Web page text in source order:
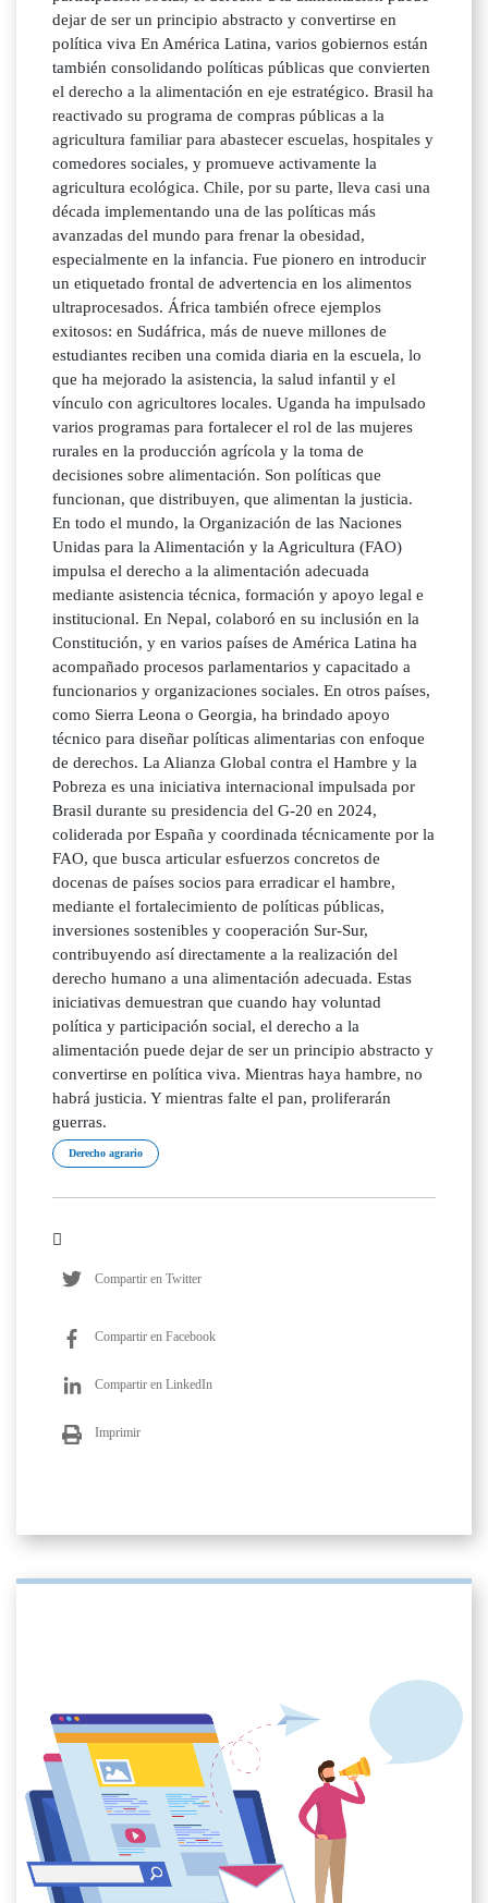
dejar de ser un principio abstracto y convertirse en
política viva En América Latina, varios gobiernos están
también consolidando políticas públicas que convierten
el derecho a la alimentación en eje estratégico. Brasil ha
reactivado su programa de compras públicas a la
agricultura familiar para abastecer escuelas, hospitales y
comedores sociales, y promueve activamente la
agricultura ecológica. Chile, por su parte, lleva casi una
década implementando una de las políticas más
avanzadas del mundo para frenar la obesidad,
especialmente en la infancia. Fue pionero en introducir
un etiquetado frontal de advertencia en los alimentos
ultraprocesados. África también ofrece ejemplos
exitosos: en Sudáfrica, más de nueve millones de
estudiantes reciben una comida diaria en la escuela, lo
que ha mejorado la asistencia, la salud infantil y el
vínculo con agricultores locales. Uganda ha impulsado
varios programas para fortalecer el rol de las mujeres
rurales en la producción agrícola y la toma de
decisiones sobre alimentación. Son políticas que
funcionan, que distribuyen, que alimentan la justicia.
En todo el mundo, la Organización de las Naciones
Unidas para la Alimentación y la Agricultura (FAO)
impulsa el derecho a la alimentación adecuada
mediante asistencia técnica, formación y apoyo legal e
institucional. En Nepal, colaboró en su inclusión en la
Constitución, y en varios países de América Latina ha
acompañado procesos parlamentarios y capacitado a
funcionarios y organizaciones sociales. En otros países,
como Sierra Leona o Georgia, ha brindado apoyo
técnico para diseñar políticas alimentarias con enfoque
de derechos. La Alianza Global contra el Hambre y la
Pobreza es una iniciativa internacional impulsada por
Brasil durante su presidencia del G-20 en 2024,
coliderada por España y coordinada técnicamente por la
FAO, que busca articular esfuerzos concretos de
docenas de países socios para erradicar el hambre,
mediante el fortalecimiento de políticas públicas,
inversiones sostenibles y cooperación Sur-Sur,
contribuyendo así directamente a la realización del
derecho humano a una alimentación adecuada. Estas
iniciativas demuestran que cuando hay voluntad
política y participación social, el derecho a la
alimentación puede dejar de ser un principio abstracto y
convertirse en política viva. Mientras haya hambre, no
habrá justicia. Y mientras falte el pan, proliferarán
guerras.
Derecho agrario
Compartir en Twitter
Compartir en Facebook
Compartir en LinkedIn
Imprimir